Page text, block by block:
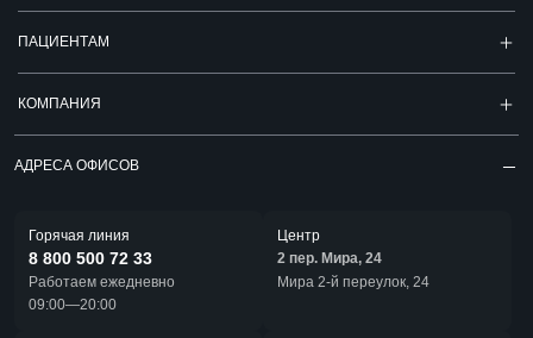
ПАЦИЕНТАМ
КОМПАНИЯ
АДРЕСА ОФИСОВ
Горячая линия
8 800 500 72 33
Работаем ежедневно
09:00—20:00
Центр
2 пер. Мира, 24
Мира 2-й переулок, 24